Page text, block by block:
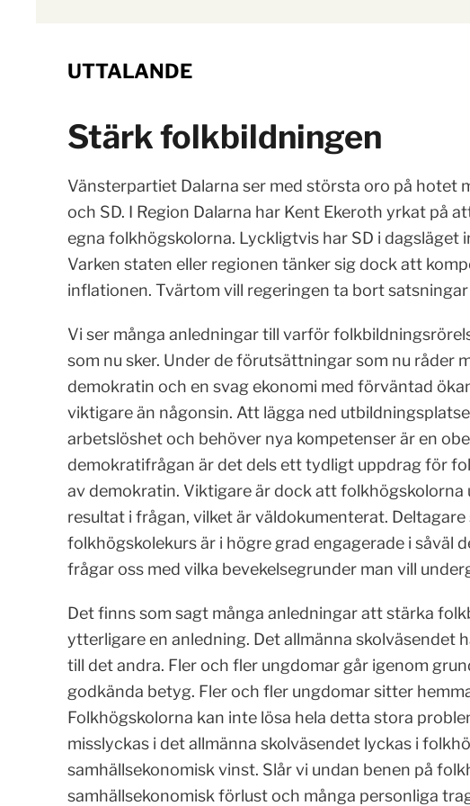
UTTALANDE
Stärk folkbildningen
Vänsterpartiet Dalarna ser med största oro på hotet
och SD. I Region Dalarna har Kent Ekeroth yrkat på
egna folkhögskolorna. Lyckligtvis har SD i dagsläget
Varken staten eller regionen tänker sig dock att
inflationen. Tvärtom vill regeringen ta bort
Vi ser många anledningar till varför
som nu sker. Under de förutsättningar som nu råder
demokratin och en svag ekonomi med förväntad
viktigare än någonsin. Att lägga ned
arbetslöshet och behöver nya kompetenser är en
demokratifrågan är det dels ett tydligt uppdrag för
av demokratin. Viktigare är dock att folkhögskolorna
resultat i frågan, vilket är väldokumenterat.
folkhögskolekurs är i högre grad engagerade i såväl
frågar oss med vilka bevekelsegrunder man vill
Det finns som sagt många anledningar att stärka
ytterligare en anledning. Det allmänna skolväsendet
till det andra. Fler och fler ungdomar går igenom
godkända betyg. Fler och fler ungdomar sitter
Folkhögskolorna kan inte lösa hela detta stora
misslyckas i det allmänna skolväsendet lyckas i
samhällsekonomisk vinst. Slår vi undan benen på
samhällsekonomisk förlust och många personliga